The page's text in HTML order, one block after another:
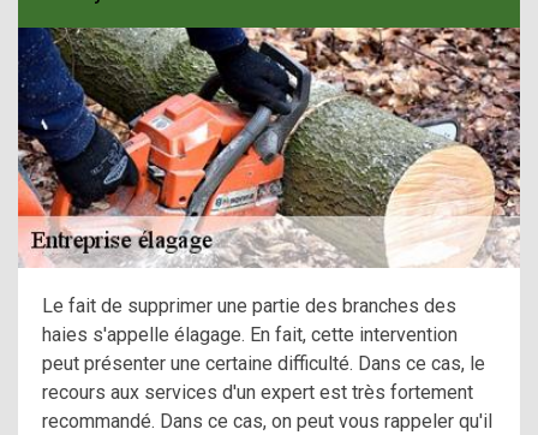
Le fait de supprimer une partie des branches des
haies s'appelle élagage. En fait, cette intervention
peut présenter une certaine difficulté. Dans ce cas, le
recours aux services d'un expert est très fortement
recommandé. Dans ce cas, on peut vous rappeler qu'il